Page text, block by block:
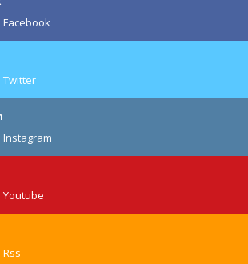
Facebook
Twitter
Instagram
Youtube
Rss